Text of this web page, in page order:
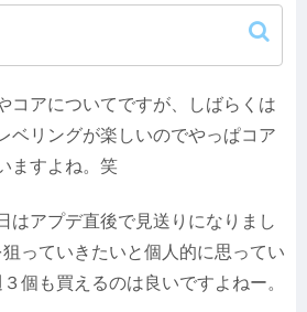
はセット効果狙いで、リングの
強化狙いで進めていきます。
コアについてですが、しばらくは
ベリングが楽しいのでやっぱコア
ますよね。笑
はアプデ直後で見送りになりまし
っていきたいと個人的に思ってい
個も買えるのは良いですよねー。